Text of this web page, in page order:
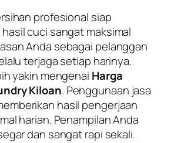
profesional siap
cuci sangat maksimal
Anda sebagai pelanggan
terjaga setiap harinya.
yakin mengenai Harga
Kiloan. Penggunaan jasa
hasil pengerjaan
harian. Penampilan Anda
dan sangat rapi sekali.